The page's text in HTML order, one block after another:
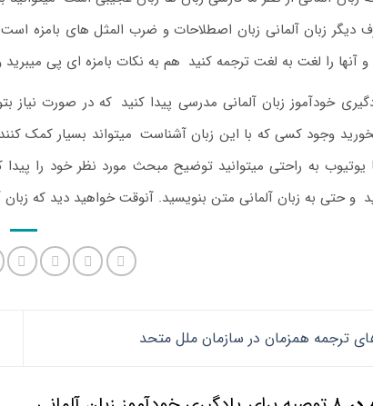
دیگر زبان آلمانی زبان اصطلاحات و ضرب المثل های بامزه
و آنها را لغت به لغت ترجمه کنید هم به نکات بامزه ای پی
خودآموز زبان آلمانی مدرسی پیدا کنید که در صورت نیاز
وجود کسی که با این زبان آشناست میتواند بسیار کمک
یوتیوب به راحتی میتوانید توضیح مبحث مورد نظر خود را پیدا
و حتی به زبان آلمانی متن بنویسید. آنوقت خواهید دید که
ترجمه همزمان در سازمان ملل متحد